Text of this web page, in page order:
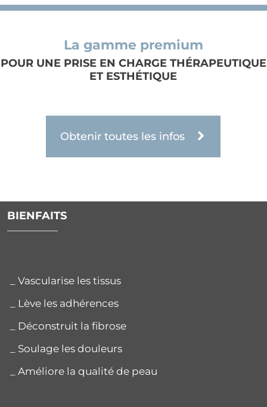
La gamme premium
POUR UNE PRISE EN CHARGE THÉRAPEUTIQUE
ET ESTHÉTIQUE
Obtenir toutes les infos
BIENFAITS
_ Vascularise les tissus
_ Lève les adhérences
_ Déconstruit la fibrose
_ Soulage les douleurs
_ Améliore la qualité de peau